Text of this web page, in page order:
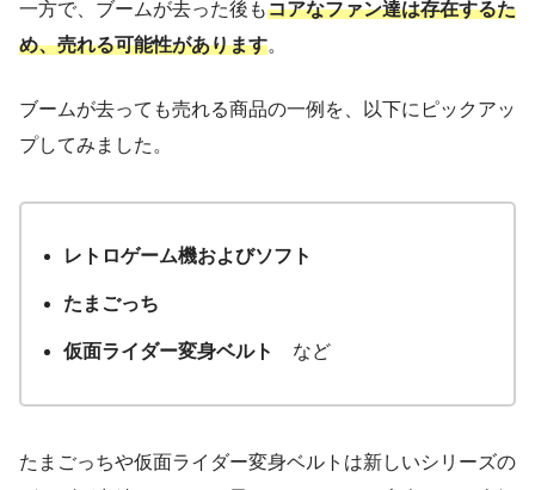
一方で、ブームが去った後もコアなファン達は存在するた
め、売れる可能性があります。
ブームが去っても売れる商品の一例を、以下にピックアッ
プしてみました。
レトロゲーム機およびソフト
たまごっち
仮面ライダー変身ベルト など
たまごっちや仮面ライダー変身ベルトは新しいシリーズの